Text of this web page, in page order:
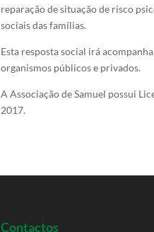
reparação de situação de risco
sociais das famílias.
Esta resposta social irá
organismos públicos e privados.
A Associação de Samuel possui
2017.
Contactos